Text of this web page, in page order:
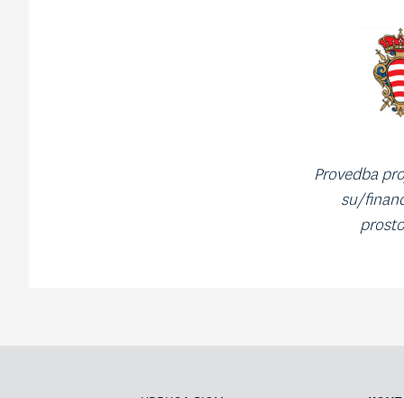
Provedba
su/